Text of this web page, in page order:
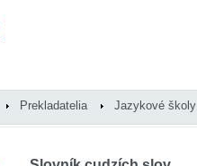
Prekladatelia Jazykové školy